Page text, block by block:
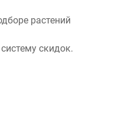
растений
скидок.